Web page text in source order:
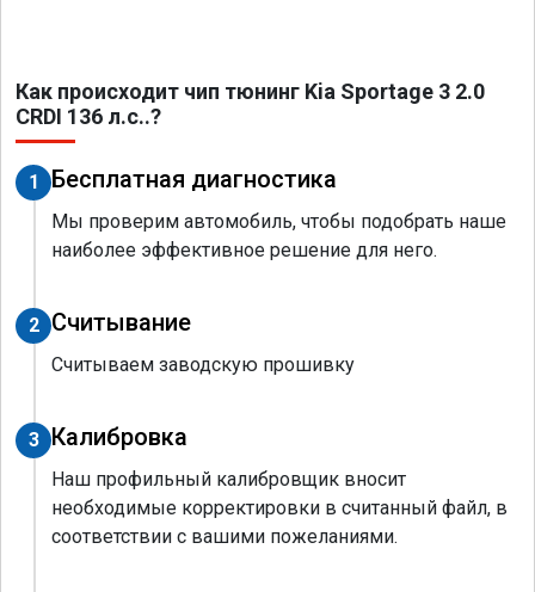
Как происходит чип тюнинг Kia Sportage 3 2.0
CRDI 136 л.с..?
1 Бесплатная диагностика
Мы проверим автомобиль, чтобы подобрать наше
наиболее эффективное решение для него.
2 Считывание
Считываем заводскую прошивку
3 Калибровка
Наш профильный калибровщик вносит
необходимые корректировки в считанный файл, в
соответствии с вашими пожеланиями.